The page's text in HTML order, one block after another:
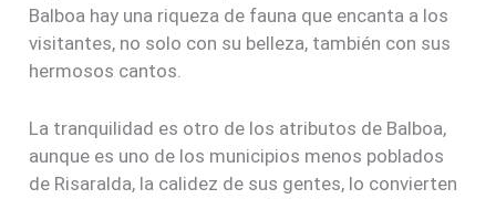
Balboa hay una riqueza de fauna que encanta a los
visitantes, no solo con su belleza, también con sus
hermosos cantos.
La tranquilidad es otro de los atributos de Balboa,
aunque es uno de los municipios menos poblados
de Risaralda, la calidez de sus gentes, lo convierten